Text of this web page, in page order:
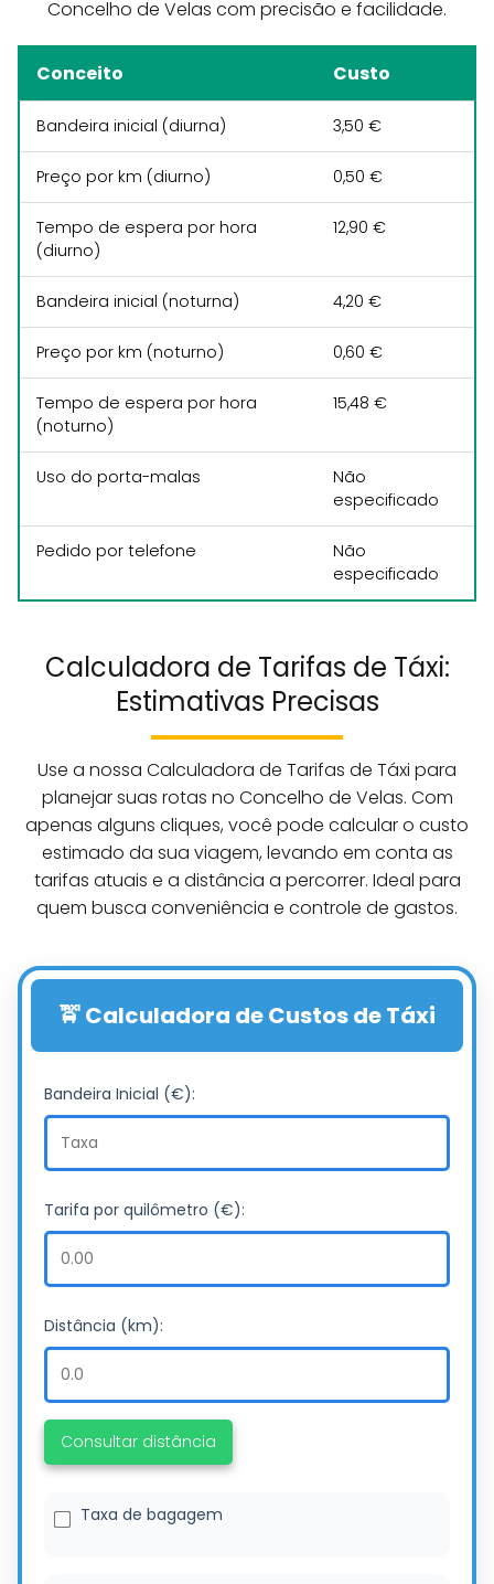
Concelho de Velas com precisão e facilidade.
Conceito Custo
Bandeira inicial (diurna) 3,50 €
Preço por km (diurno) 0,50 €
Tempo de espera por hora
(diurno)
12,90 €
Bandeira inicial (noturna) 4,20 €
Preço por km (noturno) 0,60 €
Tempo de espera por hora
(noturno)
15,48 €
Uso do porta-malas
Não
especificado
Pedido por telefone
Não
especificado
Calculadora de Tarifas de Táxi:
Estimativas Precisas
Use a nossa Calculadora de Tarifas de Táxi para
planejar suas rotas no Concelho de Velas. Com
apenas alguns cliques, você pode calcular o custo
estimado da sua viagem, levando em conta as
tarifas atuais e a distância a percorrer. Ideal para
quem busca conveniência e controle de gastos.
🚖 Calculadora de Custos de Táxi
Bandeira Inicial (€):
Tarifa por quilômetro (€):
Distância (km):
Consultar distância
Taxa de bagagem